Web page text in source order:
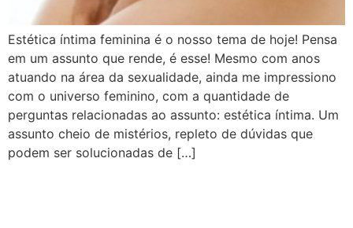
Estética íntima feminina é o nosso tema de hoje! Pensa
em um assunto que rende, é esse! Mesmo com anos
atuando na área da sexualidade, ainda me impressiono
com o universo feminino, com a quantidade de
perguntas relacionadas ao assunto: estética íntima. Um
assunto cheio de mistérios, repleto de dúvidas que
podem ser solucionadas de […]